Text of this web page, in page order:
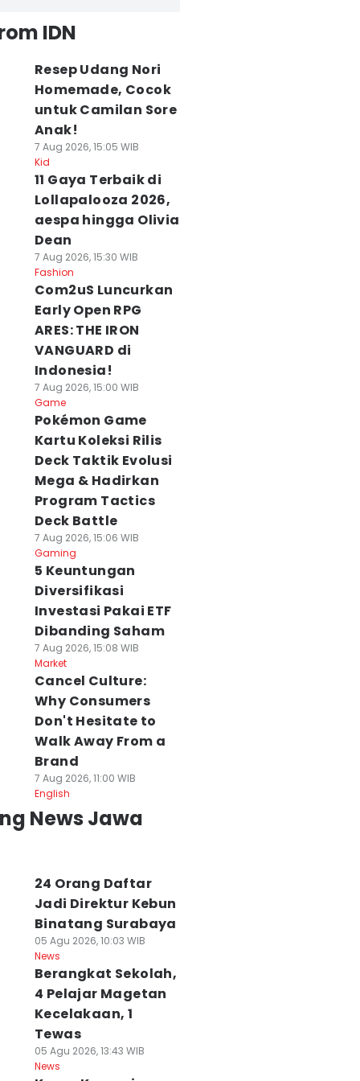
IDN
Resep Udang Nori
Homemade, Cocok
untuk Camilan Sore
Anak!
7 Aug 2026, 15:05 WIB
Kid
11 Gaya Terbaik di
Lollapalooza 2026,
aespa hingga Olivia
Dean
7 Aug 2026, 15:30 WIB
Fashion
Com2uS Luncurkan
Early Open RPG
ARES: THE IRON
VANGUARD di
Indonesia!
7 Aug 2026, 15:00 WIB
Game
Pokémon Game
Kartu Koleksi Rilis
Deck Taktik Evolusi
Mega & Hadirkan
Program Tactics
Deck Battle
7 Aug 2026, 15:06 WIB
Gaming
5 Keuntungan
Diversifikasi
Investasi Pakai ETF
Dibanding Saham
7 Aug 2026, 15:08 WIB
Market
Cancel Culture:
Why Consumers
Don't Hesitate to
Walk Away From a
Brand
7 Aug 2026, 11:00 WIB
English
News Jawa
24 Orang Daftar
Jadi Direktur Kebun
Binatang Surabaya
05 Agu 2026, 10:03 WIB
News
Berangkat Sekolah,
4 Pelajar Magetan
Kecelakaan, 1
Tewas
05 Agu 2026, 13:43 WIB
News